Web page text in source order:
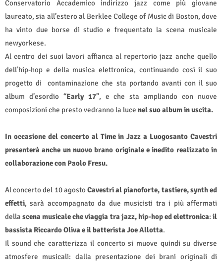
Conservatorio Accademico indirizzo jazz come più giovane
laureato, sia all’estero al Berklee College of Music di Boston, dove
ha vinto due borse di studio e frequentato la scena musicale
newyorkese.
Al centro dei suoi lavori affianca al repertorio jazz anche quello
dell’hip-hop e della musica elettronica, continuando così il suo
progetto di
contaminazione che sta portando avanti con il suo
album d’esordio “Early 17”, e che sta ampliando con nuove
composizioni che presto vedranno la luce nel suo album in uscita.
In occasione del concerto al Time in Jazz a Luogosanto Cavestri
presenterà anche un nuovo brano originale e inedito realizzato in
collaborazione con Paolo Fresu.
Al concerto del 10 agosto Cavestri al pianoforte, tastiere, synth ed
effetti, sarà accompagnato da due musicisti tra i più affermati
dellascena musicale che viaggia tra jazz, hip-hop ed elettronica:il
bassista Riccardo Oliva e il batterista Joe Allotta.
Il sound che caratterizza il concerto si muove quindi su diverse
atmosfere musicali: dalla presentazione dei brani originali di